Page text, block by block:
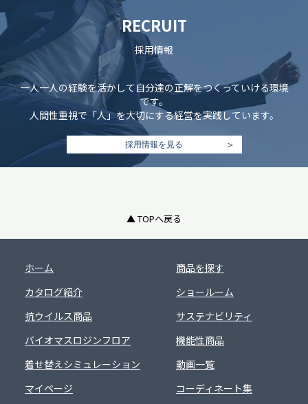
RECRUIT
採用情報
一人一人の経験を活かして自分達の正解をつくっていける環境
です。
人間性重視で「人」を大切にする経営を実践しています。
採用情報を見る
▲ TOPへ戻る
ホーム
カタログ紹介
抗ウイルス商品
バイオマスロジンフロア
着せ替えシミュレーション
マイページ
商品を探す
ショールーム
サステナビリティ
機能性商品
動画一覧
コーディネート集